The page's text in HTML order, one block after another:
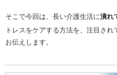
そこで今回は、長い介護生活に潰れ
トレスをケアする方法を、注目され
お伝えします。